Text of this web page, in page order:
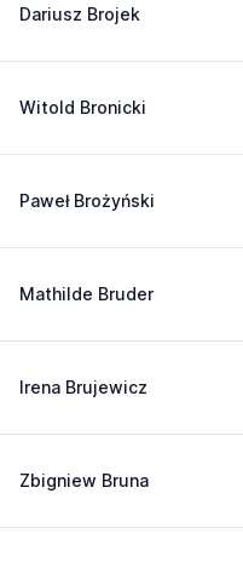
Dariusz Brojek
Witold Bronicki
Paweł Brożyński
Mathilde Bruder
Irena Brujewicz
Zbigniew Bruna